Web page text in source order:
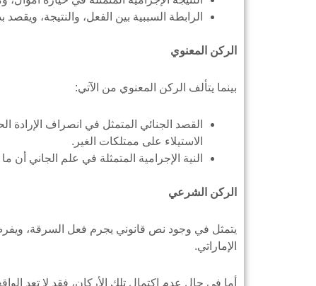
الرابطة السببية بين الفعل، والنتيجة،
الركن المعنوي
بينما يتألف الركن المعنوي من الآتي:
القصد الجنائي المتمثل في انصراف الإرادة
الاستيلاء على ممتلكات الغير.
النية الإجرامية المتمثلة في علم الجاني أن
الركن الشرعي
يتمثل في وجود نص قانوني يجرم فعل السرقة،
الإماراتي.
أما في حال عدم اكتمال تلك الأركان، فقد لا تعد